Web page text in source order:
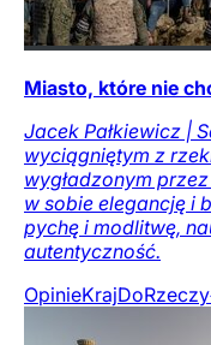
Miasto, które nie
Jacek Pałkiewicz |
wyciągniętym z
wygładzonym
w sobie elegancję i
pychę i modlitwę,
autentyczność.
OpinieKraj